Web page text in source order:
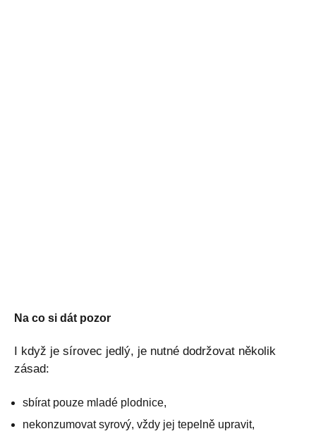
Na co si dát pozor
I když je sírovec jedlý, je nutné dodržovat několik
zásad:
sbírat pouze mladé plodnice,
nekonzumovat syrový, vždy jej tepelně upravit,